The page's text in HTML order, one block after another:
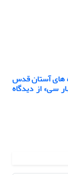
های آستان قدس
سی» از دیدگاه